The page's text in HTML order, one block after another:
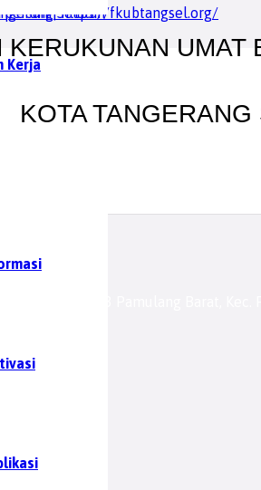
KERUKUNAN UMAT
KOTA TANGERANG
Kerja
(Ketua)